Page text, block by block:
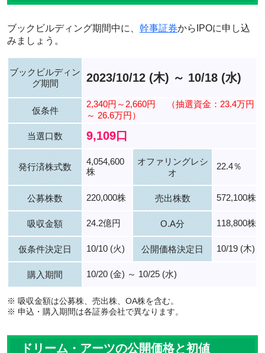
ブックビルディング期間中に、 幹事証券からIPOに申し込
みましょう。
ブックビルディン
グ期間
2023/10/12 (木) ～ 10/18 (水)
仮条件
2,340円～2,660円
（抽選資金：23.4万円
～ 26.6万円）
当選口数 9,109口
発行済株式数
4,054,600
株
オファリングレシ
オ
22.4％
公募株数 220,000株 売出株数 572,100株
吸収金額 24.2億円 O.A分 118,800株
仮条件決定日 10/10 (火) 公開価格決定日 10/19 (木)
購入期間 10/20 (金) ～ 10/25 (水)
※ 吸収金額は公募株、売出株、OA株を含む。
※ 申込・購入期間は各証券会社で異なります。
ドリーム・アーツの公開価格と初値